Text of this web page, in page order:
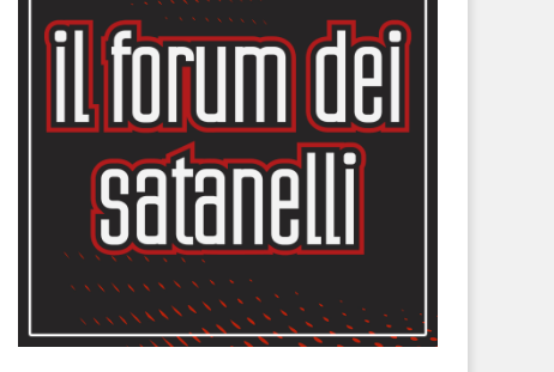
Calendario, sfida con la
Salernitana in uno Zaccheria
deserto. A rischio anche il derby
con il Cerignola
2026-27